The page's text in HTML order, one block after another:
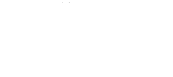
1 salle(s) d'eau